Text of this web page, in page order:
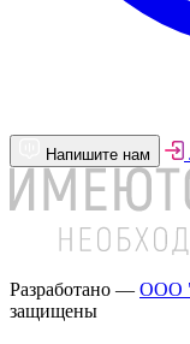
Напишите нам
Разработано — ООО
защищены